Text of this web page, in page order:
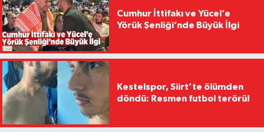
Cumhur İttifakı ve Yücel’e
Yörük Şenliği’nde Büyük İlgi
Kestelspor, Siirt’te ölümden
döndü: Resmen futbol terörü!